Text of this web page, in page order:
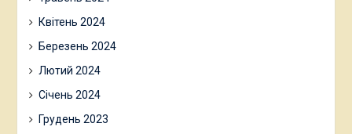
Квітень 2024
Березень 2024
Лютий 2024
Січень 2024
Грудень 2023